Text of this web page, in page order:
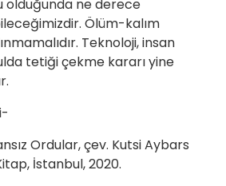
olduğunda ne derece
Ölüm-kalım
Teknoloji, insan
tetiği çekme kararı yine
Ordular, çev. Kutsi Aybars
İstanbul, 2020.